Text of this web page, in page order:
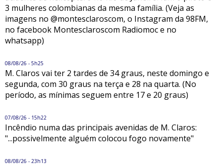
3 mulheres colombianas da mesma família. (Veja as
imagens no @montesclaroscom, o Instagram da 98FM,
no facebook Montesclaroscom Radiomoc e no
whatsapp)
08/08/26 - 5h25
M. Claros vai ter 2 tardes de 34 graus, neste domingo e
segunda, com 30 graus na terça e 28 na quarta. (No
período, as mínimas seguem entre 17 e 20 graus)
07/08/26 - 15h22
Incêndio numa das principais avenidas de M. Claros:
"...possivelmente alguém colocou fogo novamente"
08/08/26 - 23h13